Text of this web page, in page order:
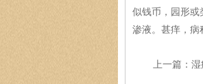
似钱币，园形或
渗液。甚痒，病
上一篇： 湿